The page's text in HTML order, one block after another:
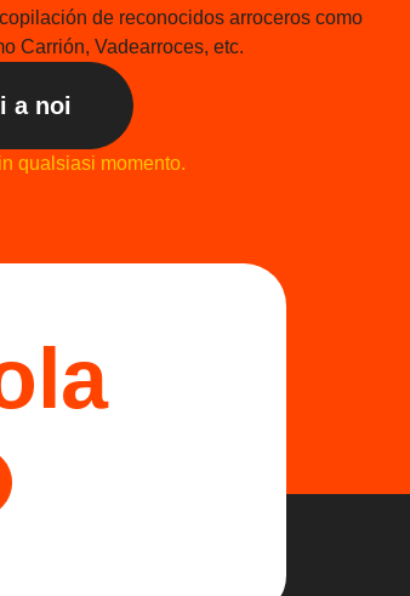
de reconocidos arroceros como
Carrión, Vadearroces, etc.
a noi
qualsiasi momento.